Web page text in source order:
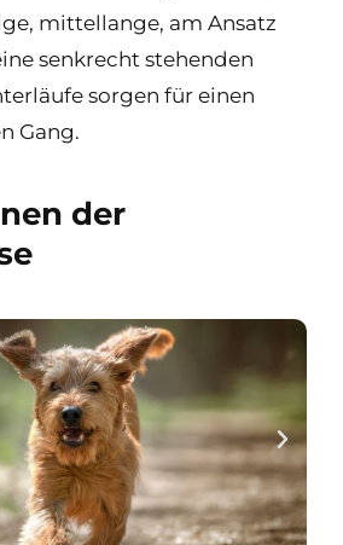
mittellange, am Ansatz
senkrecht stehenden
sorgen für einen
Gang.
der